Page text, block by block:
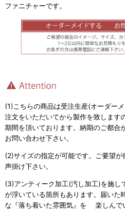
ファニチャーです。
(1)こちらの商品は受注生産(オーダー
注文をいただいてから製作を致しま
期間を頂いております。納期のご都合
お問い合わせ下さい。
(2)サイズの指定が可能です。ご要望
声掛け下さい。
(3)アンティーク加工(汚し加工)を施
が浮いている箇所もあります。届いた
な『落ち着いた雰囲気』を 楽しん